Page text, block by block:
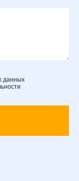
данных